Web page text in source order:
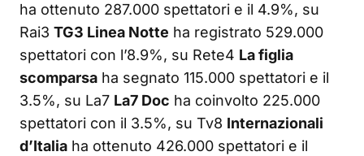
ha ottenuto 287.000 spettatori e il 4.9%, su
Rai3 TG3 Linea Notte ha registrato 529.000
spettatori con l’8.9%, su Rete4 La figlia
scomparsa ha segnato 115.000 spettatori e il
3.5%, su La7 La7 Doc ha coinvolto 225.000
spettatori con il 3.5%, su Tv8 Internazionali
d’Italia ha ottenuto 426.000 spettatori e il